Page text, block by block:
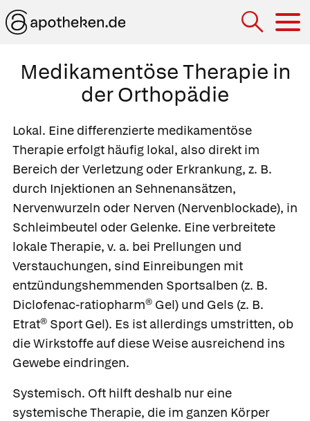
Medikamentöse Therapie in
der Orthopädie
Lokal. Eine differenzierte medikamentöse
Therapie erfolgt häufig lokal, also direkt im
Bereich der Verletzung oder Erkrankung, z. B.
durch Injektionen an Sehnenansätzen,
Nervenwurzeln oder Nerven (Nervenblockade), in
Schleimbeutel oder Gelenke. Eine verbreitete
lokale Therapie, v. a. bei Prellungen und
Verstauchungen, sind Einreibungen mit
entzündungshemmenden Sportsalben (z. B.
Diclofenac-ratiopharm® Gel) und Gels (z. B.
Etrat® Sport Gel). Es ist allerdings umstritten, ob
die Wirkstoffe auf diese Weise ausreichend ins
Gewebe eindringen.
Systemisch. Oft hilft deshalb nur eine
systemische Therapie, die im ganzen Körper